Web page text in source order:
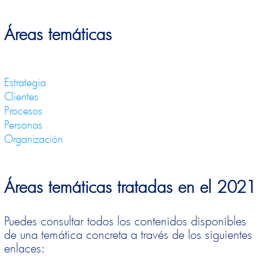
Áreas temáticas
Estrategia
Clientes
Procesos
Personas
Organización
Áreas temáticas tratadas en el 2021
Puedes consultar todos los contenidos disponibles
de una temática concreta a través de los siguientes
enlaces: